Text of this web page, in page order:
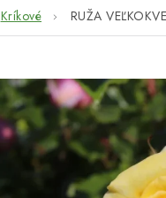
Kríkové RUŽA